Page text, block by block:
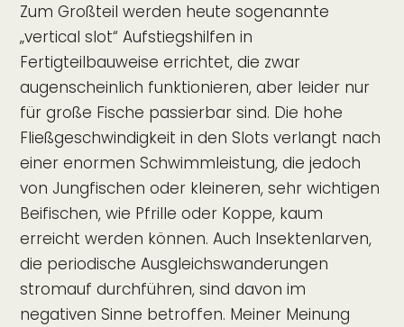
Zum Großteil werden heute sogenannte
„vertical slot“ Aufstiegshilfen in
Fertigteilbauweise errichtet, die zwar
augenscheinlich funktionieren, aber leider nur
für große Fische passierbar sind. Die hohe
Fließgeschwindigkeit in den Slots verlangt nach
einer enormen Schwimmleistung, die jedoch
von Jungfischen oder kleineren, sehr wichtigen
Beifischen, wie Pfrille oder Koppe, kaum
erreicht werden können. Auch Insektenlarven,
die periodische Ausgleichswanderungen
stromauf durchführen, sind davon im
negativen Sinne betroffen. Meiner Meinung